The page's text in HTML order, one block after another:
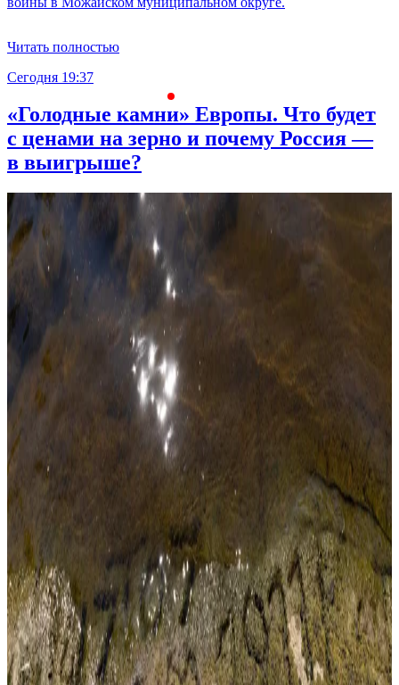
Читать полностью
Сегодня 19:37
«Голодные камни» Европы. Что будет
с ценами на зерно и почему Россия —
в выигрыше?